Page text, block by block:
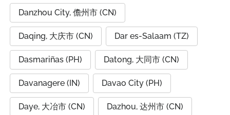
Danzhou City, 儋州市 (CN)
Daqing, 大庆市 (CN) Dar es-Salaam (TZ)
Dasmariñas (PH) Datong, 大同市 (CN)
Davanagere (IN) Davao City (PH)
Daye, 大冶市 (CN) Dazhou, 达州市 (CN)